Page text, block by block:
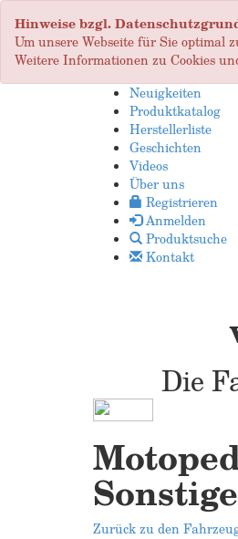
Hinweise bzgl.
Um unsere Webseite für Sie optimal
Weitere Informationen zu Cookies
Neuigkeiten
Produktkatalog
Herstellerliste
Geschichten
Videos
Über uns
Registrieren
Anmelden
Produktsuche
Kontakt
Die
Sonstige
Zurück zu den